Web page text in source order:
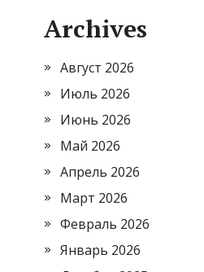
Archives
Август 2026
Июль 2026
Июнь 2026
Май 2026
Апрель 2026
Март 2026
Февраль 2026
Январь 2026